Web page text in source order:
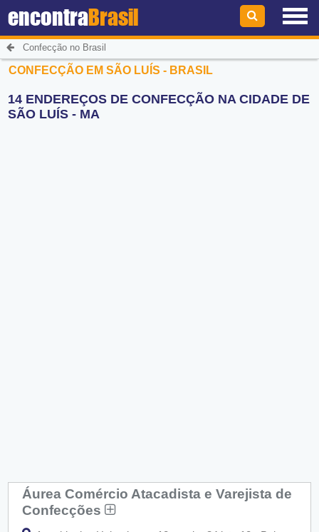
encontraBrasil
Confecção no Brasil
CONFECÇÃO EM SÃO LUÍS - BRASIL
14 ENDEREÇOS DE CONFECÇÃO NA CIDADE DE
SÃO LUÍS - MA
Áurea Comércio Atacadista e Varejista de
Confecções